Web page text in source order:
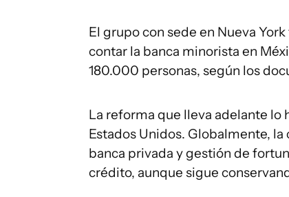
El grupo con sede en Nueva
contar la banca minorista en
180.000 personas, según los
La reforma que lleva adelante lo
Estados Unidos. Globalmente,
banca privada y gestión de
crédito, aunque sigue